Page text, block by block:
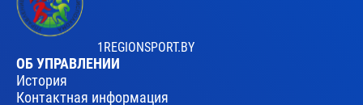
1REGIONSPORT.BY
ОБ УПРАВЛЕНИИ
История
Контактная информация